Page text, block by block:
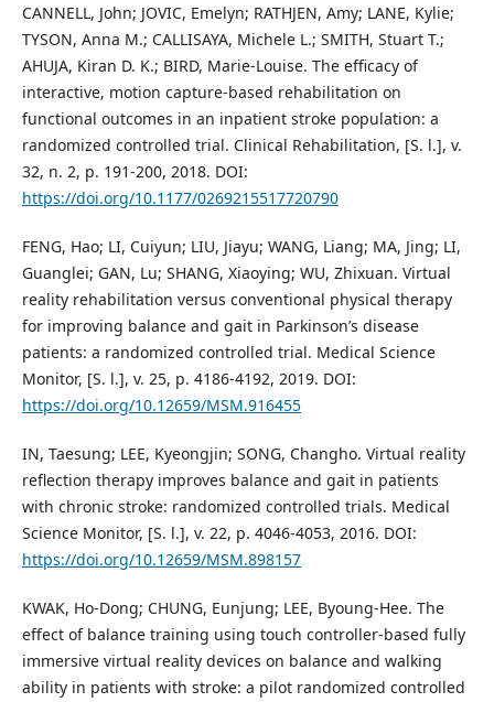
CANNELL, John; JOVIC, Emelyn; RATHJEN, Amy; LANE, Kylie;
TYSON, Anna M.; CALLISAYA, Michele L.; SMITH, Stuart T.;
AHUJA, Kiran D. K.; BIRD, Marie-Louise. The efficacy of
interactive, motion capture-based rehabilitation on
functional outcomes in an inpatient stroke population: a
randomized controlled trial. Clinical Rehabilitation, [S. l.], v.
32, n. 2, p. 191-200, 2018. DOI:
https://doi.org/10.1177/0269215517720790
FENG, Hao; LI, Cuiyun; LIU, Jiayu; WANG, Liang; MA, Jing; LI,
Guanglei; GAN, Lu; SHANG, Xiaoying; WU, Zhixuan. Virtual
reality rehabilitation versus conventional physical therapy
for improving balance and gait in Parkinson’s disease
patients: a randomized controlled trial. Medical Science
Monitor, [S. l.], v. 25, p. 4186-4192, 2019. DOI:
https://doi.org/10.12659/MSM.916455
IN, Taesung; LEE, Kyeongjin; SONG, Changho. Virtual reality
reflection therapy improves balance and gait in patients
with chronic stroke: randomized controlled trials. Medical
Science Monitor, [S. l.], v. 22, p. 4046-4053, 2016. DOI:
https://doi.org/10.12659/MSM.898157
KWAK, Ho-Dong; CHUNG, Eunjung; LEE, Byoung-Hee. The
effect of balance training using touch controller-based fully
immersive virtual reality devices on balance and walking
ability in patients with stroke: a pilot randomized controlled